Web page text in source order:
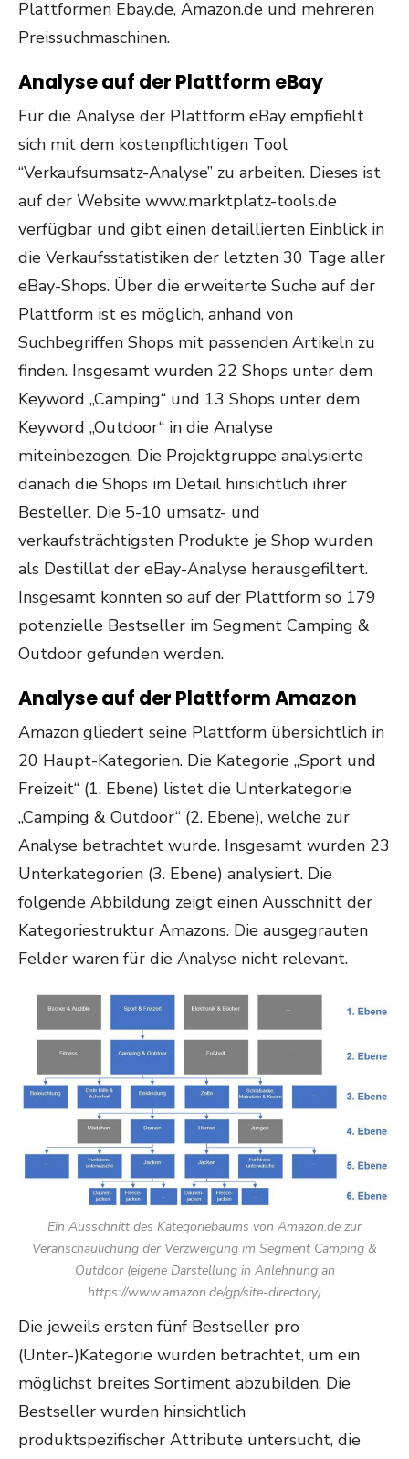
Plattformen Ebay.de, Amazon.de und mehreren
Preissuchmaschinen.
Analyse auf der Plattform eBay
Für die Analyse der Plattform eBay empfiehlt
sich mit dem kostenpflichtigen Tool
“Verkaufsumsatz-Analyse” zu arbeiten. Dieses ist
auf der Website www.marktplatz-tools.de
verfügbar und gibt einen detaillierten Einblick in
die Verkaufsstatistiken der letzten 30 Tage aller
eBay-Shops. Über die erweiterte Suche auf der
Plattform ist es möglich, anhand von
Suchbegriffen Shops mit passenden Artikeln zu
finden. Insgesamt wurden 22 Shops unter dem
Keyword „Camping“ und 13 Shops unter dem
Keyword „Outdoor“ in die Analyse
miteinbezogen. Die Projektgruppe analysierte
danach die Shops im Detail hinsichtlich ihrer
Besteller. Die 5-10 umsatz- und
verkaufsträchtigsten Produkte je Shop wurden
als Destillat der eBay-Analyse herausgefiltert.
Insgesamt konnten so auf der Plattform so 179
potenzielle Bestseller im Segment Camping &
Outdoor gefunden werden.
Analyse auf der Plattform Amazon
Amazon gliedert seine Plattform übersichtlich in
20 Haupt-Kategorien. Die Kategorie „Sport und
Freizeit“ (1. Ebene) listet die Unterkategorie
„Camping & Outdoor“ (2. Ebene), welche zur
Analyse betrachtet wurde. Insgesamt wurden 23
Unterkategorien (3. Ebene) analysiert. Die
folgende Abbildung zeigt einen Ausschnitt der
Kategoriestruktur Amazons. Die ausgegrauten
Felder waren für die Analyse nicht relevant.
Ein Ausschnitt des Kategoriebaums von Amazon.de zur
Veranschaulichung der Verzweigung im Segment Camping &
Outdoor (eigene Darstellung in Anlehnung an
https://www.amazon.de/gp/site-directory)
Die jeweils ersten fünf Bestseller pro
(Unter-)Kategorie wurden betrachtet, um ein
möglichst breites Sortiment abzubilden. Die
Bestseller wurden hinsichtlich
produktspezifischer Attribute untersucht, die